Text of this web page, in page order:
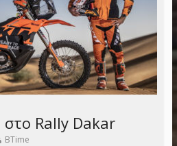
Rally Dakar
BTime